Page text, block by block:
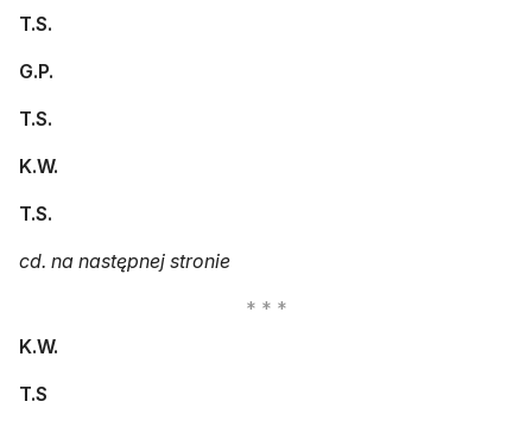
T.S.
G.P.
T.S.
K.W.
T.S.
cd. na następnej stronie
K.W.
T.S